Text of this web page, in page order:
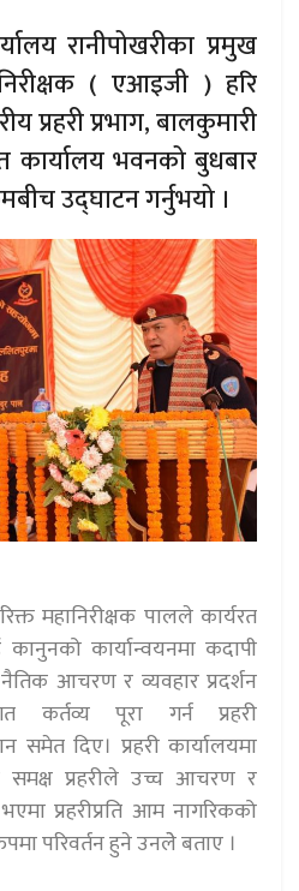
रानीपोखरीका प्रमुख
( एआइजी ) हरि
प्रहरी प्रभाग, बालकुमारी
कार्यालय भवनको बुधबार
उद्‍घाटन गर्नुभयो ।
महानिरीक्षक पालले कार्यरत
कानुनको कार्यान्वयनमा कदापी
आचरण र व्यवहार प्रदर्शन
कर्तव्य पूरा गर्न प्रहरी
समेत दिए। प्रहरी कार्यालयमा
समक्ष प्रहरीले उच्च आचरण र
प्रहरीप्रति आम नागरिकको
परिवर्तन हुने उनलेे बताए ।